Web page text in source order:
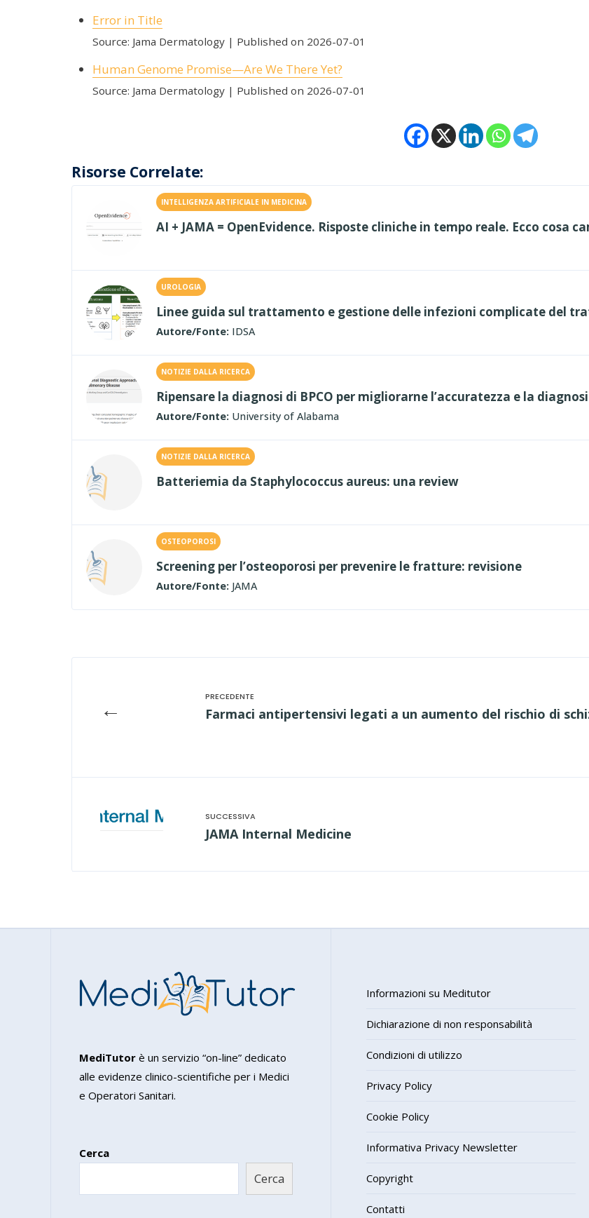
Error in Title
Source: Jama Dermatology Published on 2026-07-01
Human Genome Promise—Are We There Yet?
Source: Jama Dermatology Published on 2026-07-01
Risorse Correlate:
INTELLIGENZA ARTIFICIALE IN MEDICINA
AI + JAMA = OpenEvidence. Risposte cliniche in tempo reale. Ecco cosa
UROLOGIA
Linee guida sul trattamento e gestione delle infezioni complicate del
Autore/Fonte: IDSA
NOTIZIE DALLA RICERCA
Ripensare la diagnosi di BPCO per migliorarne l’accuratezza e la
Autore/Fonte: University of Alabama
NOTIZIE DALLA RICERCA
Batteriemia da Staphylococcus aureus: una review
OSTEOPOROSI
Screening per l’osteoporosi per prevenire le fratture: revisione
Autore/Fonte: JAMA
← Farmaci antipertensivi legati a un aumento del rischio di
JAMA Internal Medicine
MediTutor è un servizio “on-line” dedicato
alle evidenze clinico-scientifiche per i Medici
e Operatori Sanitari.
Cerca
Cerca
Informazioni su Meditutor
Dichiarazione di non responsabilità
Condizioni di utilizzo
Privacy Policy
Cookie Policy
Informativa Privacy Newsletter
Copyright
Contatti